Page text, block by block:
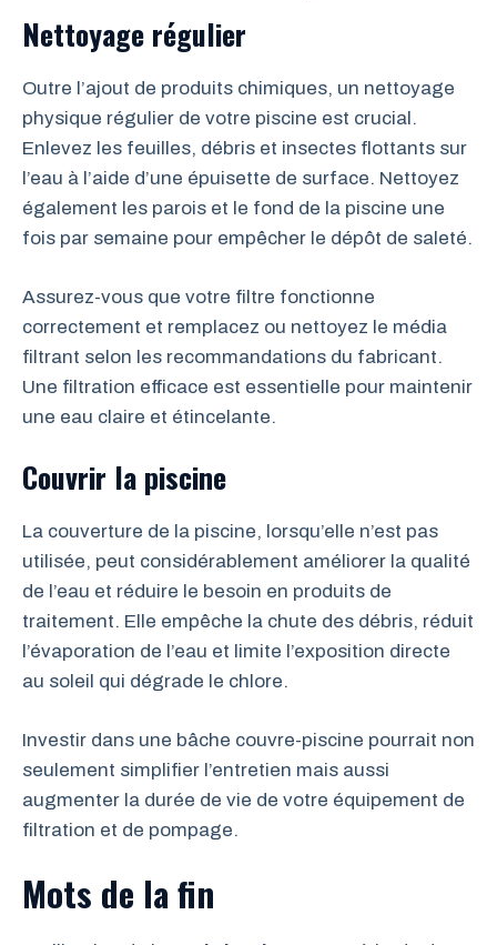
Nettoyage régulier
Outre l’ajout de produits chimiques, un nettoyage
physique régulier de votre piscine est crucial.
Enlevez les feuilles, débris et insectes flottants sur
l’eau à l’aide d’une épuisette de surface. Nettoyez
également les parois et le fond de la piscine une
fois par semaine pour empêcher le dépôt de saleté.
Assurez-vous que votre filtre fonctionne
correctement et remplacez ou nettoyez le média
filtrant selon les recommandations du fabricant.
Une filtration efficace est essentielle pour maintenir
une eau claire et étincelante.
Couvrir la piscine
La couverture de la piscine, lorsqu’elle n’est pas
utilisée, peut considérablement améliorer la qualité
de l’eau et réduire le besoin en produits de
traitement. Elle empêche la chute des débris, réduit
l’évaporation de l’eau et limite l’exposition directe
au soleil qui dégrade le chlore.
Investir dans une bâche couvre-piscine pourrait non
seulement simplifier l’entretien mais aussi
augmenter la durée de vie de votre équipement de
filtration et de pompage.
Mots de la fin